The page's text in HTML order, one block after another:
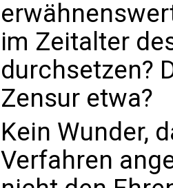
im Zeitalter
durchsetzen?
Zensur etwa?
Kein Wunder,
Verfahren